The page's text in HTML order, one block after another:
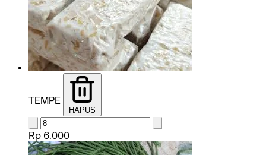
TEMPE
HAPUS
Rp 6.000